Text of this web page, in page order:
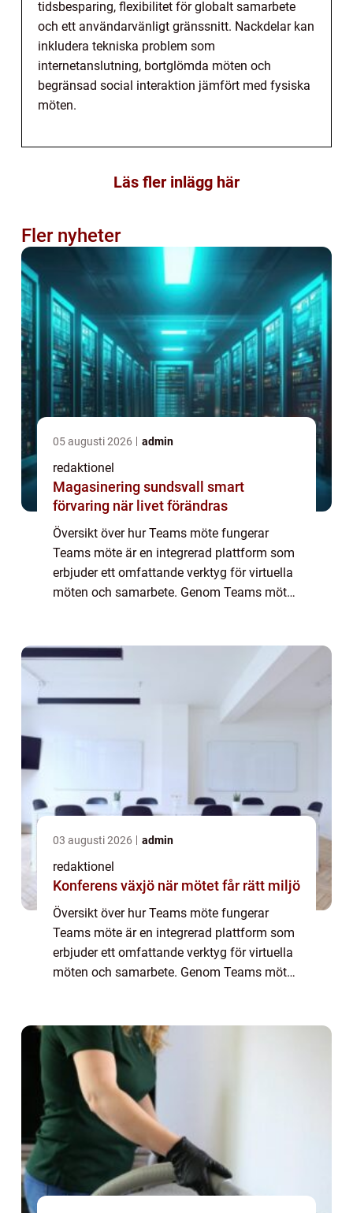
tidsbesparing, flexibilitet för globalt samarbete
och ett användarvänligt gränssnitt. Nackdelar kan
inkludera tekniska problem som
internetanslutning, bortglömda möten och
begränsad social interaktion jämfört med fysiska
möten.
Läs fler inlägg här
Fler nyheter
05 augusti 2026 admin
redaktionel
Magasinering sundsvall smart
förvaring när livet förändras
Översikt över hur Teams möte fungerar
Teams möte är en integrerad plattform som
erbjuder ett omfattande verktyg för virtuella
möten och samarbete. Genom Teams möte
03 augusti 2026 admin
redaktionel
Konferens växjö när mötet får rätt miljö
Översikt över hur Teams möte fungerar
Teams möte är en integrerad plattform som
erbjuder ett omfattande verktyg för virtuella
möten och samarbete. Genom Teams möte